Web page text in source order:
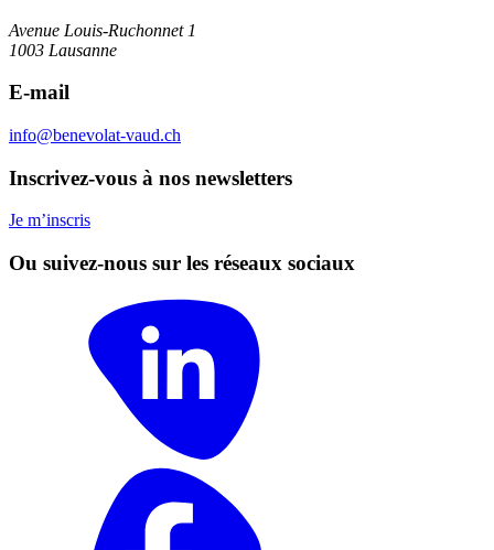
Avenue Louis-Ruchonnet 1
1003 Lausanne
E-mail
info@benevolat-vaud.ch
Inscrivez-vous à nos newsletters
Je m’inscris
Ou suivez-nous sur les réseaux sociaux